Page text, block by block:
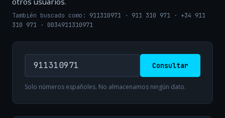
También buscado como: 911310971 · 911 310 971 · +34 911
310 971 · 0034911310971
Consultar
Solo números españoles. No almacenamos ningún dato.